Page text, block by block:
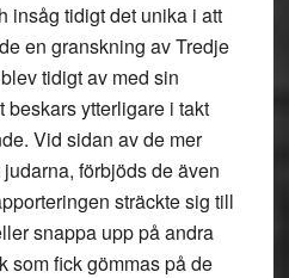
insåg tidigt det unika i att
en granskning av Tredje
tidigt av med sin
beskars ytterligare i takt
Vid sidan av de mer
förbjöds de även
sträckte sig till
snappa upp på andra
som fick gömmas på de